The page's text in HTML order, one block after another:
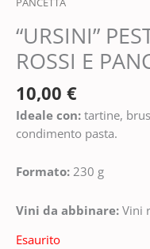
“URSINI”
ROSSI E
10,00 €
Ideale con: tartine,
condimento pasta.
Formato: 230 g
Vini da abbinare: Vini
Esaurito